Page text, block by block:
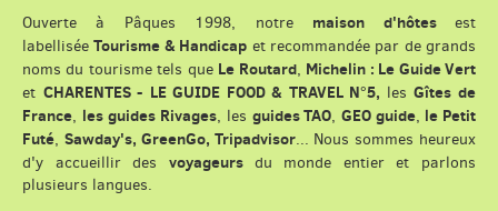
Ouverte à Pâques 1998, notre maison d'hôtesest
labelliséeTourisme & Handicap et recommandée par de grands
noms du tourisme tels que Le Routard, Michelin : Le Guide Vert
et CHARENTES - LE GUIDE FOOD & TRAVEL N°5, lesGîtes de
France, les guides Rivages, les guides TAO,GEO guide, le Petit
Futé, Sawday's, GreenGo, Tripadvisor... Nous sommes heureux
d'y accueillir des voyageurs du monde entier et parlons
plusieurs langues.